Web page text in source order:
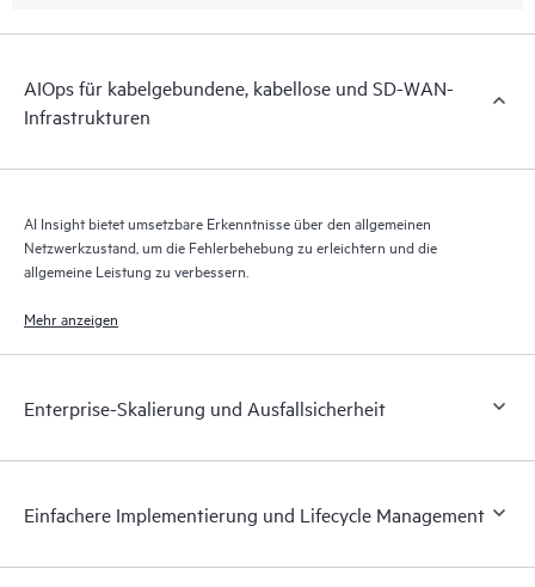
AIOps für kabelgebundene, kabellose und SD-WAN-
Infrastrukturen
AI Insight bietet umsetzbare Erkenntnisse über den allgemeinen
Netzwerkzustand, um die Fehlerbehebung zu erleichtern und die
allgemeine Leistung zu verbessern.
Mehr anzeigen
Enterprise-Skalierung und Ausfallsicherheit
Einfachere Implementierung und Lifecycle Management